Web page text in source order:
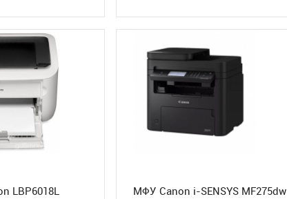
LBP6018L МФУ Canon i-SENSYS MF275dw